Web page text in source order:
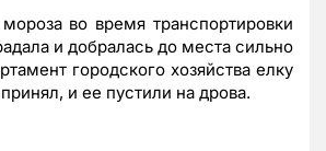
во время транспортировки
и добралась до места сильно
городского хозяйства елку
и ее пустили на дрова.